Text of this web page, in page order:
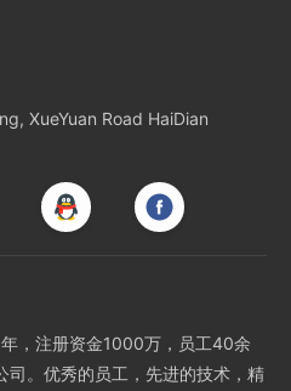
XueYuan Road HaiDian
，注册资金1000万，员工40余
司。优秀的员工，先进的技术，精